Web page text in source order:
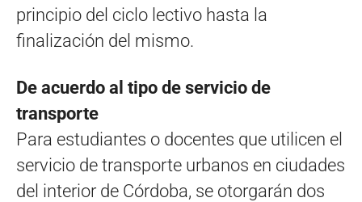
principio del ciclo lectivo hasta la
finalización del mismo.
De acuerdo al tipo de servicio de
transporte
Para estudiantes o docentes que utilicen el
servicio de transporte urbanos en ciudades
del interior de Córdoba, se otorgarán dos